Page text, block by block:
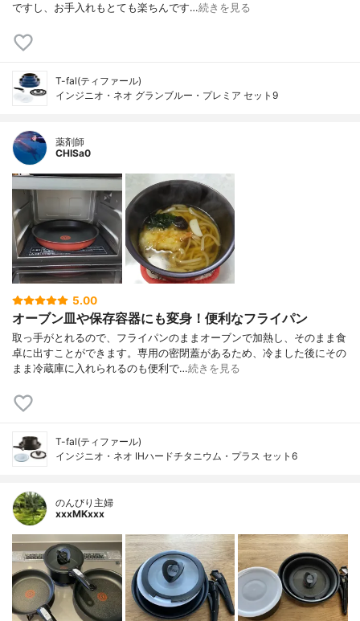
ですし、お手入れもとても楽ちんです…続きを見る
T-fal(ティファール)
インジニオ・ネオ グランブルー・プレミア セット9
薬剤師
CHISa0
5.00
オーブン皿や保存容器にも変身！便利なフライパン
取っ手がとれるので、フライパンのままオーブンで加熱し、そのまま食
卓に出すことができます。専用の密閉蓋があるため、冷ました後にその
まま冷蔵庫に入れられるのも便利で…続きを見る
T-fal(ティファール)
インジニオ・ネオ IHハードチタニウム・プラス セット6
のんびり主婦
xxxMKxxx